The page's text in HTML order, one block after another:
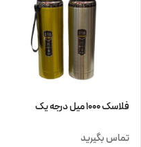
فلاسک ۱۰۰۰ میل درجه یک
تماس بگیرید